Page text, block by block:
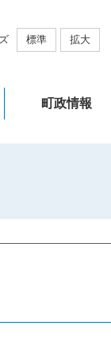
標準 拡大
町政情報